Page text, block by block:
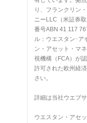
り、フランクリン
ニーLLC（米証券
番号ABN 41 117
ル：ウエスタン･
ン・アセット・マ
視機構（FCA）が
許可された欧州経
さい。
詳細は当社ウエブ
ウエスタン・アセ